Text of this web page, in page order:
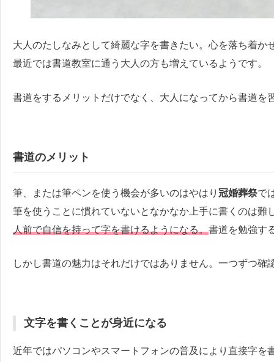
大人のたしなみとして綺麗な字を書きたい。心を落ち着
最近では書道教室に通う大人の方も増えているようです。
書道をするメリットだけでなく、大人になってから書道
書道のメリット
筆、または筆ペンを使う機会が多いのはやはり 冠婚葬祭で
筆を使うことに慣れていないとなかなか上手に書くのは難
人前で自信を持って字を書けるようになる。書道を勉強す
しかし書道の魅力はそれだけではありません。一つずつ確
文字を書くことが身近になる
近年ではパソコンやスマートフォンの普及により直接字を